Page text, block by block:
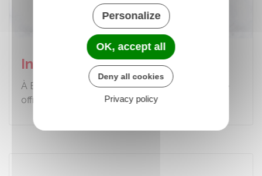
Informations Logement
À Behren-lès-Forbach, 3 bailleurs proposent une
offre de service :
Personalize
OK, accept all
Deny all cookies
Privacy policy